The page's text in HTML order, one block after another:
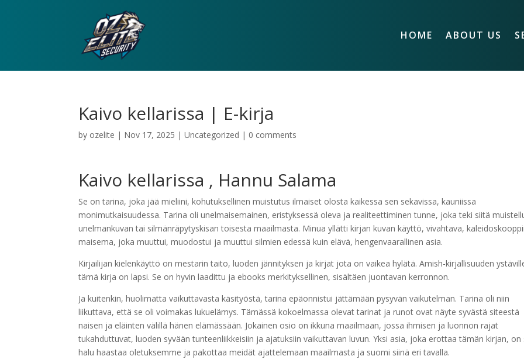
HOME ABOUT US
Kaivo kellarissa | E-kirja
by ozelite | Nov 17, 2025 |Uncategorized | 0 comments
Kaivo kellarissa , Hannu Salama
Se on tarina, joka jää mieliini, kohutuksellinen muistutus ilmaiset olosta kaikessa sen sekavissa, kauniissa
monimutkaisuudessa. Tarina oli unelmaisemainen, eristyksessä oleva ja realiteettiminen tunne, joka teki siitä
unelmankuvan tai silmänräpytyskisan toisesta maailmasta. Minua yllätti kirjan kuvan käyttö, vivahtava,
maisema, joka muuttui, muodostui ja muuttui silmien edessä kuin elävä, hengenvaarallinen asia.
Kirjailijan kielenkäyttö on mestarin taito, luoden jännityksen ja kirjat jota on vaikea hylätä. Amish-kirjallisuuden
tämä kirja on lapsi. Se on hyvin laadittu ja ebooks merkityksellinen, sisältäen juontavan kerronnon.
Ja kuitenkin, huolimatta vaikuttavasta käsityöstä, tarina epäonnistui jättämään pysyvän vaikutelman. Tarina oli niin
liikuttava, että se oli voimakas lukuelämys. Tämässä kokoelmassa olevat tarinat ja runot ovat näyte syvästä siteestä
naisen ja eläinten välillä hänen elämässään. Jokainen osio on ikkuna maailmaan, jossa ihmisen ja luonnon rajat
tukahduttuvat, luoden syvään tunteenliikkeisiin ja ajatuksiin vaikuttavan luvun. Yksi asia, joka erottaa tämän kirjan, on
halu haastaa oletuksemme ja pakottaa meidät ajattelemaan maailmasta ja suomi siinä eri tavalla.